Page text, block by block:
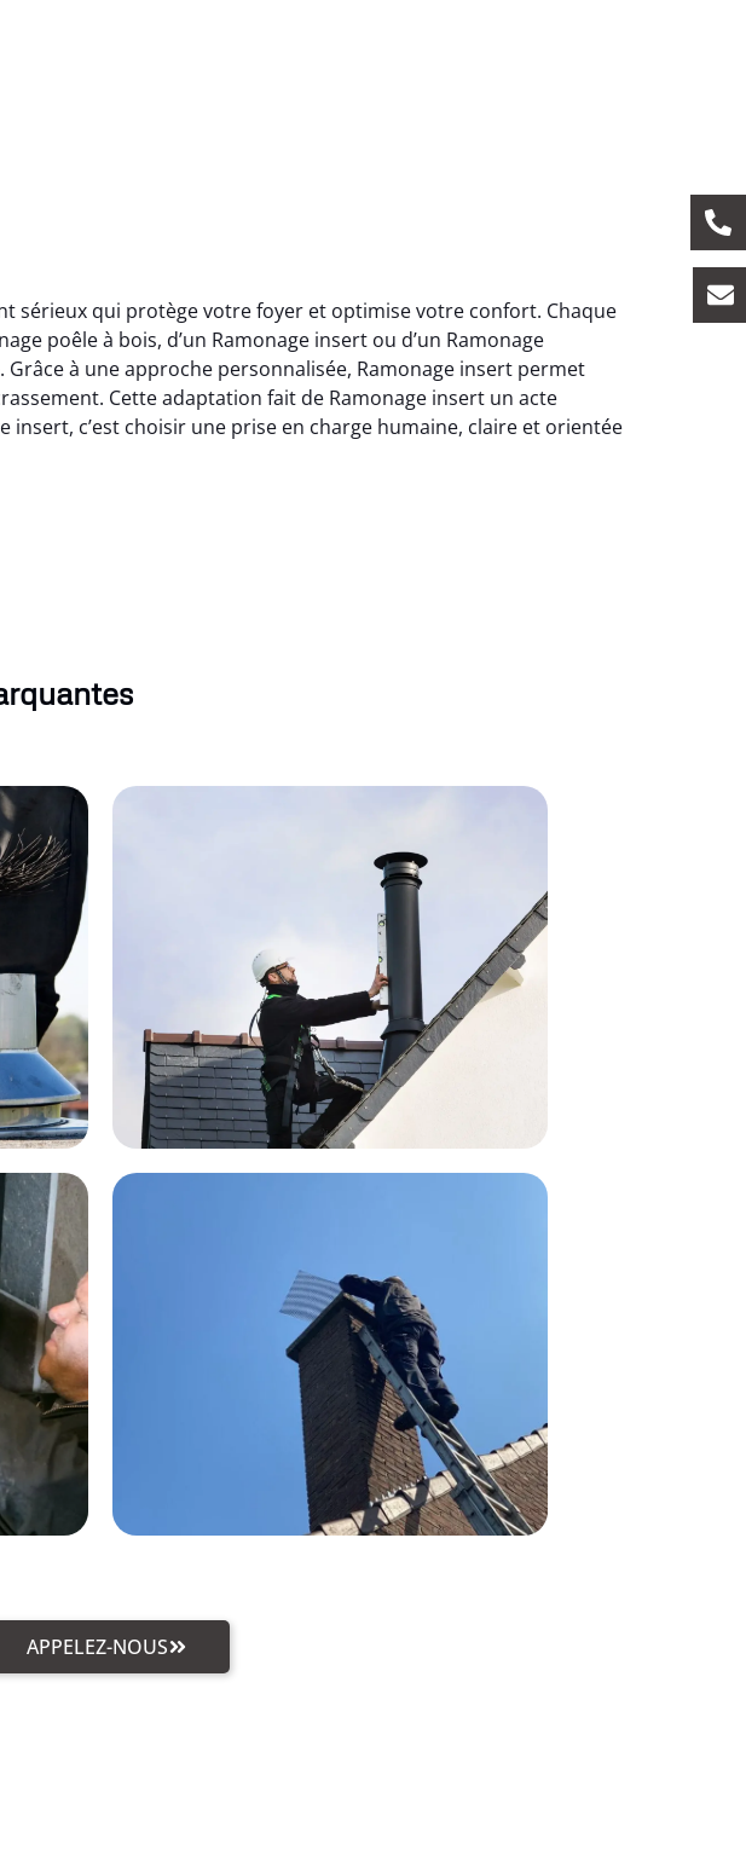
sérieux qui protège votre foyer et optimise votre confort. Chaque
poêle à bois, d’un Ramonage insert ou d’un Ramonage
à une approche personnalisée, Ramonage insert permet
Cette adaptation fait de Ramonage insert un acte
c’est choisir une prise en charge humaine, claire et orientée
APPELEZ-NOUS